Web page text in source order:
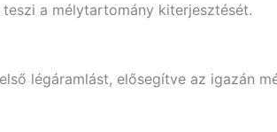
a mélytartomány kiterjesztését.
légáramlást, elősegítve az igazán